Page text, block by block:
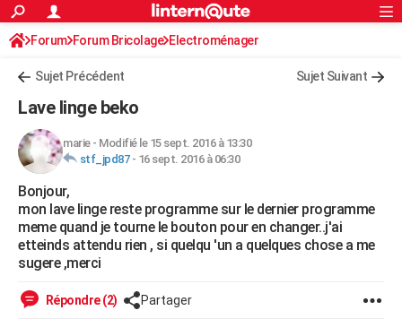
ACTUALITÉS
Politique
Société
Faits Divers
Education
Monde
Villes
+
FINANCE
Retraite
Impôts
Epargne
Immobilier
Risques naturels par ville
Banque
Assurance
Crédit
AUTO
Essais
Réserver un essai
Citadines
Berlines
SUV
Forum auto
+HIGH-TECH
Mobiles
Meilleur smartphone
Internet
Ordinateurs
Jeux vidéo
Guide high-tech
+BRICOLAGE
Forum
Aménagement intérieur
Extérieur
Cuisine
Salle de bains
Jardinage
Rangement
Guides de France
Escapades
Patrimoine
Expositions
Musées
Week-end nature
S'inscrire
Connexion
Forum Forum Bricolage Electroménager
Sujet Précédent Sujet Suivant
Lave linge beko
marie- Modifié le 15 sept. 2016 à 13:30
stf_jpd87- 16 sept. 2016 à 06:30
Bonjour,
mon lave linge reste programme sur le dernier programme
meme quand je tourne le bouton pour en changer..j'ai
etteinds attendu rien , si quelqu 'un a quelques chose a me
sugere ,merci
Répondre (2) Partager